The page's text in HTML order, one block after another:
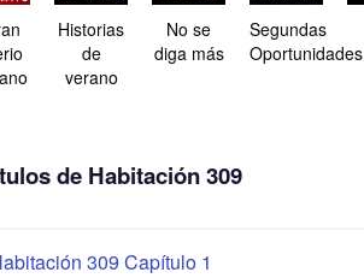
Historias
de
verano
No se
diga más
Segundas
Oportunidades
de Habitación 309
309 Capítulo 1